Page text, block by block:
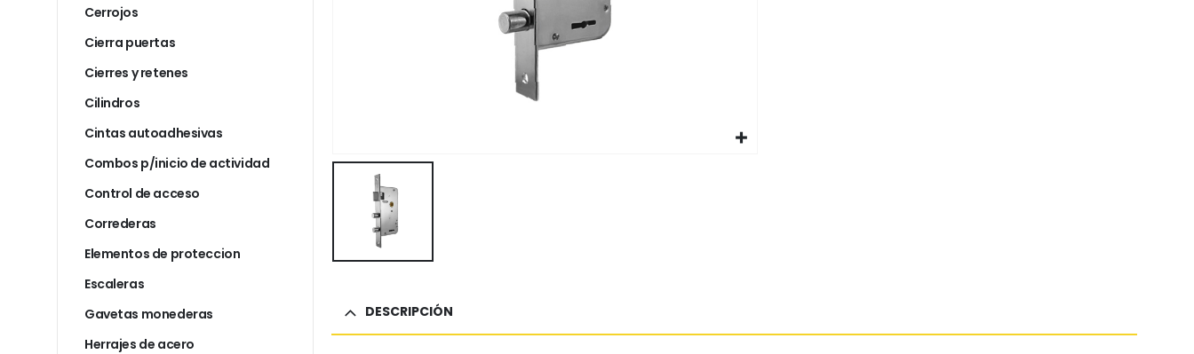
DESCRIPCIÓN
Cerrojos
Cierra puertas
Cierres y retenes
Cilindros
Cintas autoadhesivas
Combos p/inicio de actividad
Control de acceso
Correderas
Elementos de proteccion
Escaleras
Gavetas monederas
Herrajes de acero